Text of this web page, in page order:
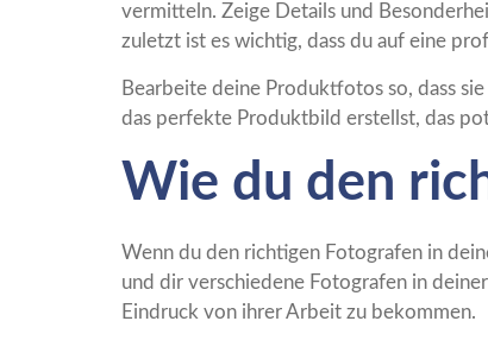
vermitteln. Zeige Details und
zuletzt ist es wichtig, dass du auf eine
Bearbeite deine Produktfotos so, dass
das perfekte Produktbild erstellst, das
Wie du den
Wenn du den richtigen Fotografen in
und dir verschiedene Fotografen in
Eindruck von ihrer Arbeit zu bekommen.